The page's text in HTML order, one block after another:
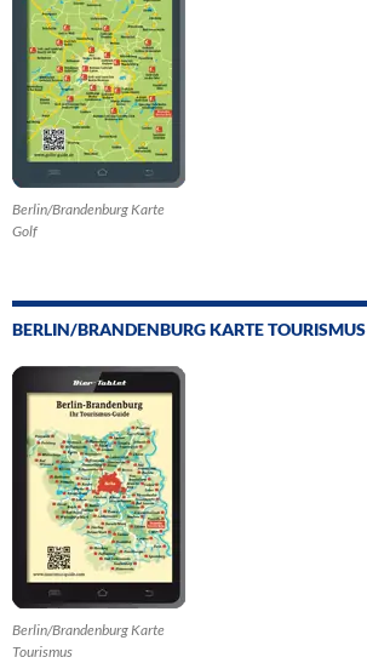
Berlin/Brandenburg Karte
Golf
BERLIN/BRANDENBURG KARTE TOURISMUS
Berlin/Brandenburg Karte
Tourismus